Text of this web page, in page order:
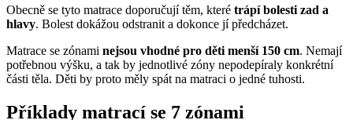
Obecně se tyto matrace doporučují těm, které trápí bolesti zad a
hlavy. Bolest dokážou odstranit a dokonce jí předcházet.
Matrace se zónami nejsou vhodné pro děti menší 150 cm. Nemají
potřebnou výšku, a tak by jednotlivé zóny nepodepíraly konkrétní
části těla. Děti by proto měly spát na matraci o jedné tuhosti.
Příklady matrací se 7 zónami